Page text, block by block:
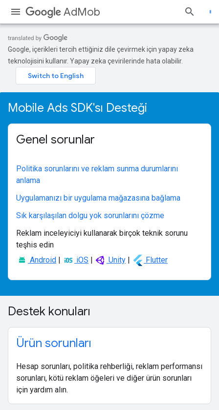
AdMob
Google, içerikleri tercih ettiğiniz dile çevirmek için yapay zeka
teknolojisini kullanır. Yapay zeka çevirilerinde hata olabilir.
Mobile Ads SDK'sı Desteği
Genel sorunlar
Politika sorunlarını ve reklam sunma durumlarını
anlama
Uygulamanızı bir uygulama mağazasına bağlama
Sık karşılaşılan dolgu yok sorunlarını çözme
Reklam inceleyiciyi kullanarak birçok teknik sorunu
teşhis edin
Android | iOS | Unity | Flutter
Destek konuları
Ürün sorunları
Hesap sorunları, politika rehberliği, reklam performansı
sorunları, kötü reklam öğeleri ve diğer ürün sorunları
için yardım alın.